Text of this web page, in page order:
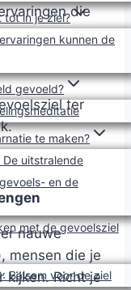
tot in je ziel?
kunnen de
gevoeld?
te maken?
uitstralende
en de
met de gevoelsziel
Balsem voor de ziel
die
ter
nauwe
mensen die je
kijken. Richt je